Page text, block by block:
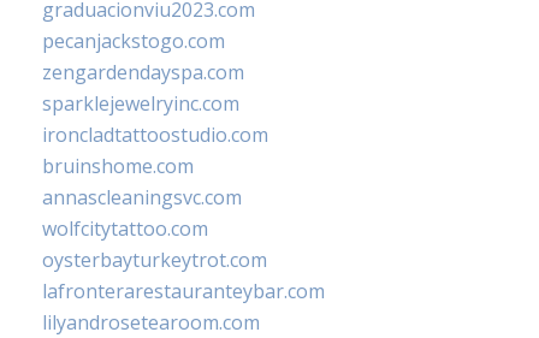
graduacionviu2023.com
pecanjackstogo.com
zengardendayspa.com
sparklejewelryinc.com
ironcladtattoostudio.com
bruinshome.com
annascleaningsvc.com
wolfcitytattoo.com
oysterbayturkeytrot.com
lafronterarestauranteybar.com
lilyandrosetearoom.com